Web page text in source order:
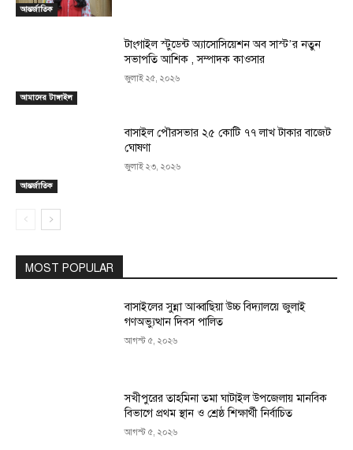
আন্তর্জাতিক
আমাদের টাঙ্গাইল
টাংগাইল স্টুডেন্ট অ্যাসোসিয়েশন অব সাস্ট’র নতুন
সভাপতি আশিক , সম্পাদক কাওসার
জুলাই ২৫, ২০২৬
আন্তর্জাতিক
বাসাইল পৌরসভার ২৫ কোটি ৭৭ লাখ টাকার বাজেট
ঘোষণা
জুলাই ২৩, ২০২৬
MOST POPULAR
বাসাইলের সুন্না আব্বাছিয়া উচ্চ বিদ্যালয়ে জুলাই
গণঅভ্যুত্থান দিবস পালিত
আগস্ট ৫, ২০২৬
সখীপুরের তাহমিনা তমা ঘাটাইল উপজেলায় মানবিক
বিভাগে প্রথম স্থান ও শ্রেষ্ঠ শিক্ষার্থী নির্বাচিত
আগস্ট ৫, ২০২৬